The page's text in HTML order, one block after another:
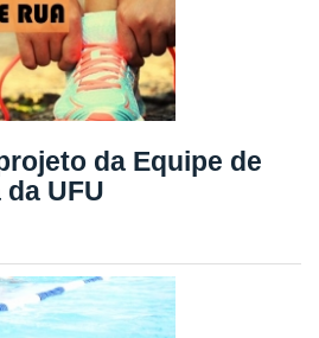
da Equipe de
UFU